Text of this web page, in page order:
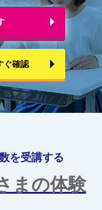
ぐ確認
を受講する
まの体験